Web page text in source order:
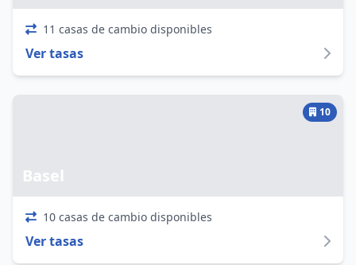
11 casas de cambio disponibles
Ver tasas
Basel
10
10 casas de cambio disponibles
Ver tasas